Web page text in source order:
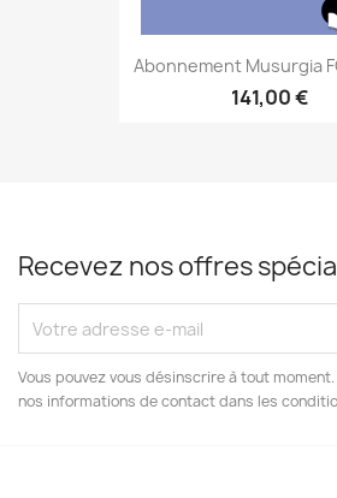
Abonnement Musurgia
141,00 €
Recevez nos offres
Vous pouvez vous désinscrire à tout
nos informations de contact dans les